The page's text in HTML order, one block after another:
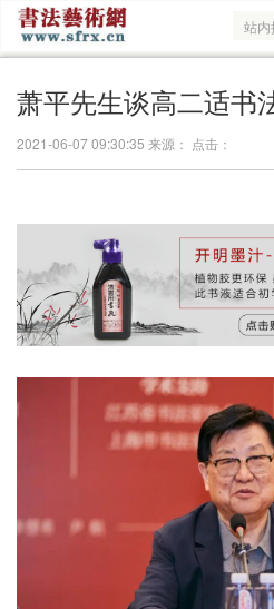
萧平先生谈高二适书
2021-06-07 09:30:35 来源： 点击：